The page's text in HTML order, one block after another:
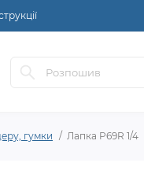
гумки Лапка P69R 1/4